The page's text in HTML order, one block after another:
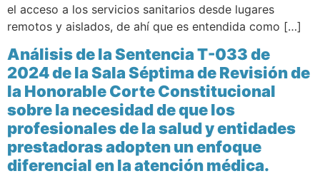
el acceso a los servicios sanitarios desde lugares
remotos y aislados, de ahí que es entendida como […]
Análisis de la Sentencia T-033 de
2024 de la Sala Séptima de Revisión de
la Honorable Corte Constitucional
sobre la necesidad de que los
profesionales de la salud y entidades
prestadoras adopten un enfoque
diferencial en la atención médica.